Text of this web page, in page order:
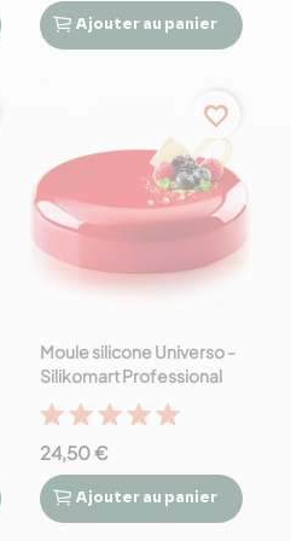
 
Ajouter au panier
favorite_border
Moule silicone Universo -
Silikomart Professional
24,50 €
 
Ajouter au panier